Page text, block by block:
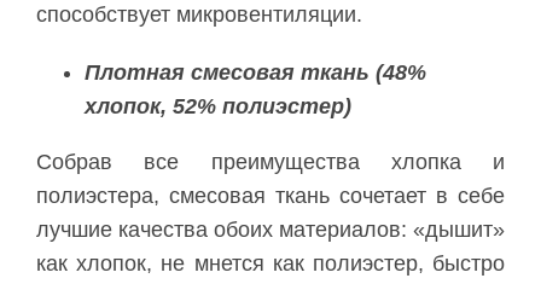
способствует микровентиляции.
Плотная смесовая ткань (48%
хлопок, 52% полиэстер)
Собрав все преимущества хлопка и
полиэстера, смесовая ткань сочетает в себе
лучшие качества обоих материалов: «дышит»
как хлопок, не мнется как полиэстер, быстро